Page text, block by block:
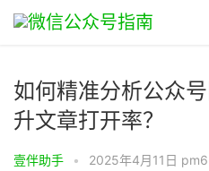
如何精准分析公众
升文章打开率？
壹伴助手 • 2025年4月11日